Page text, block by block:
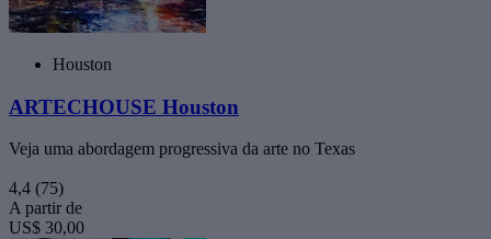
Houston
ARTECHOUSE Houston
Veja uma abordagem progressiva da arte no Texas
4,4 (75)
A partir de
US$ 30,00